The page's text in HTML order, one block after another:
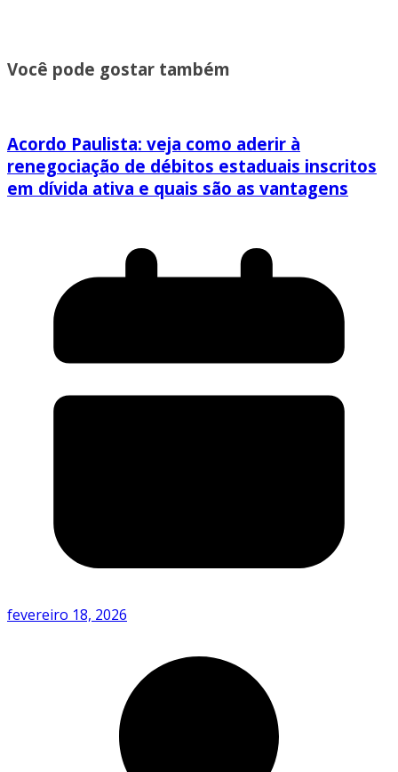
Você pode gostar também
Acordo Paulista: veja como aderir à
renegociação de débitos estaduais inscritos
em dívida ativa e quais são as vantagens
fevereiro 18, 2026